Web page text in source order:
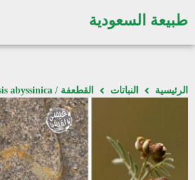
طبيعة السعودية
الرئيسية النباتات القطعفة / Dorycnopsis abyssinica